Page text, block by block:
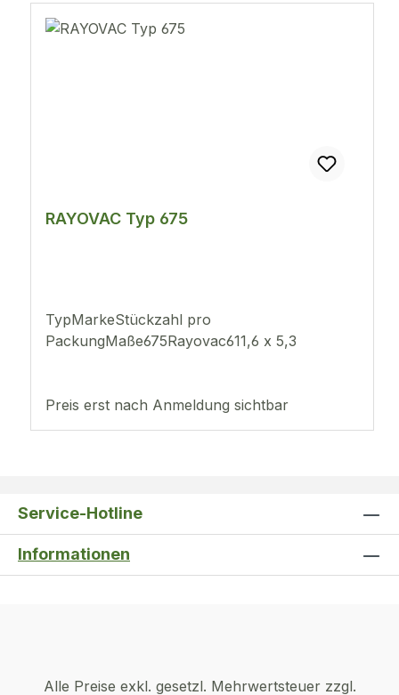
RAYOVAC Typ 675
TypMarkeStückzahl pro
PackungMaße675Rayovac611,6 x 5,3
Preis erst nach Anmeldung sichtbar
Service-Hotline
Informationen
Alle Preise exkl. gesetzl. Mehrwertsteuer zzgl.